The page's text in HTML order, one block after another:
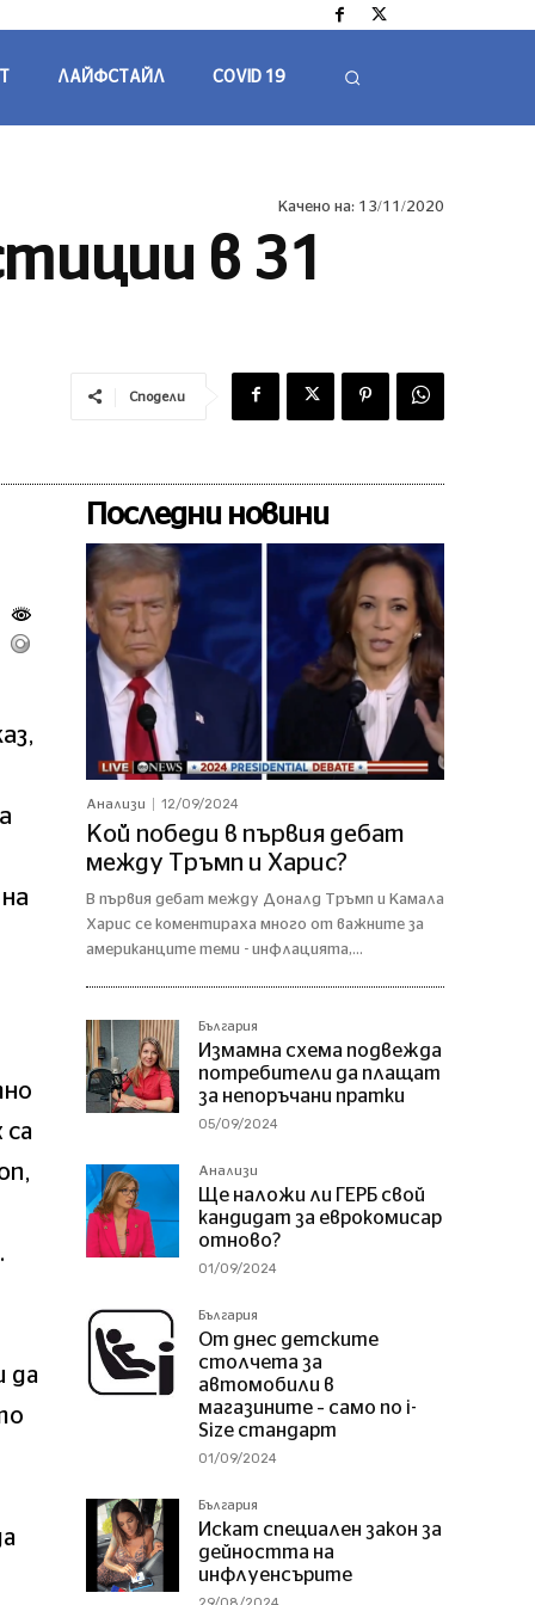
ЛАЙФСТАЙЛ COVID 19
Качено на: 13/11/2020
в 31
Сподели
ca
дa
Последни новини
Анализи 12/09/2024
Кой победи в първия дебат
между Тръмп и Харис?
В първия дебат между Доналд Тръмп и Камала
Харис се коментираха много от важните за
американците теми - инфлацията,...
България
Измамна схема подвежда
потребители да плащат
за непоръчани пратки
05/09/2024
Анализи
Ще наложи ли ГЕРБ свой
кандидат за еврокомисар
отново?
01/09/2024
България
От днес детските
столчета за
автомобили в
магазините – само по i-
Size стандарт
01/09/2024
България
Искат специален закон за
дейността на
инфлуенсърите